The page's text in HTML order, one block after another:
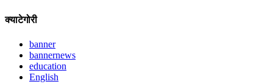
क्याटेगोरी
banner
bannernews
education
English